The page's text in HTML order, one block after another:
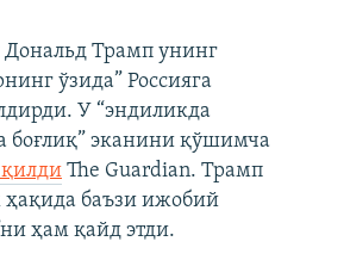
Трамп унинг
ўзида” Россияга
У “эндиликда
боғлиқ” эканини қўшимча
The Guardian. Трамп
баъзи ижобий
ҳам қайд этди.